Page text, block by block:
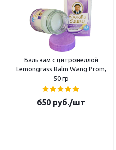
Бальзам с цитронеллой
Lemongrass Balm Wang Prom,
50 гр
650 руб./шт